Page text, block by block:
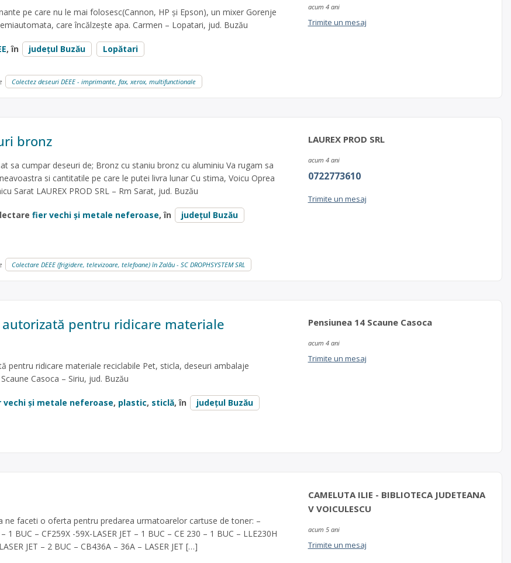
pe care nu le mai folosesc(Cannon, HP și Epson), un mixer Gorenje
care încălzește apa. Carmen – Lopatari, jud. Buzău
, în județul Buzău Lopătari
acum 4 ani
Trimite un mesaj
Colectez deseuri DEEE - imprimante, fax, xerox, multifunctionale
bronz
sa cumpar deseuri de; Bronz cu staniu bronz cu aluminiu Va rugam sa
si cantitatile pe care le putei livra lunar Cu stima, Voicu Oprea
Sarat LAUREX PROD SRL – Rm Sarat, jud. Buzău
fier vechi și metale neferoase, în
județul Buzău
LAUREX PROD SRL
acum 4 ani
0722773610
Trimite un mesaj
Colectare DEEE (frigidere, televizoare, telefoane) în Zalău - SC DROPHSYSTEM SRL
pentru ridicare materiale
pentru ridicare materiale reciclabile Pet, sticla, deseuri ambalaje
Casoca – Siriu, jud. Buzău
vechi și metale neferoase, plastic, sticlă, în
județul Buzău
Pensiunea 14 Scaune Casoca
acum 4 ani
Trimite un mesaj
ne faceti o oferta pentru predarea urmatoarelor cartuse de toner: –
1 BUC – CF259X -59X-LASER JET – 1 BUC – CE 230 – 1 BUC – LLE230H
JET – 2 BUC – CB436A – 36A – LASER JET […]
CAMELUTA ILIE - BIBLIOTECA JUDETEANA
V VOICULESCU
acum 5 ani
Trimite un mesaj